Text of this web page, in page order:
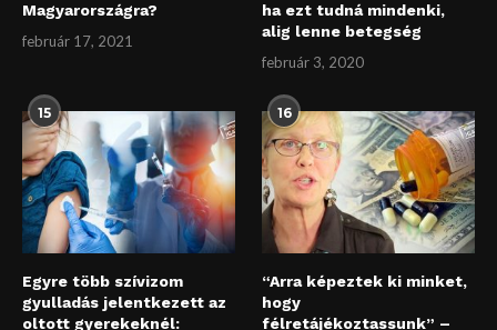
Magyarországra?
február 17, 2021
ha ezt tudná mindenki,
alig lenne betegség
február 3, 2020
15
Egyre több szívizom
gyulladás jelentkezett az
oltott gyerekeknél:
16
“Arra képeztek ki minket,
hogy
félretájékoztassunk” –